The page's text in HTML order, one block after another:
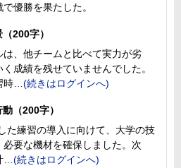
優勝を果たした。
200字）
、他チームと比べて実力が劣
成績を残せていませんでした。
時
（200字）
た練習の導入に向けて、大学の技
要な機材を確保しました。次